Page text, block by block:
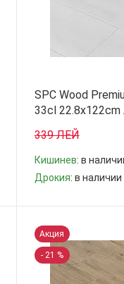
SPC Wood
33cl 22.8x122cm
339 ЛЕЙ
Кишинев: в
Дрокия: в
Акция
- 21 %